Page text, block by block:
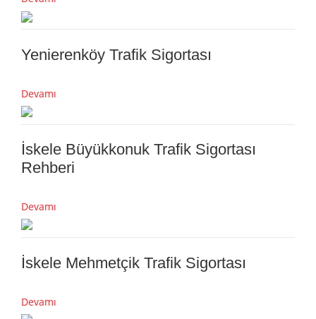
Yenierenköy Trafik Sigortası
Devamı
İskele Büyükkonuk Trafik Sigortası
Rehberi
Devamı
İskele Mehmetçik Trafik Sigortası
Devamı